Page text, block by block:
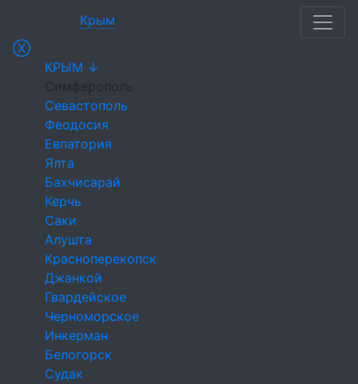
Крым
Ⓧ
КРЫМ ↓
Симферополь
Севастополь
Феодосия
Евпатория
Ялта
Бахчисарай
Керчь
Саки
Алушта
Красноперекопск
Джанкой
Гвардейское
Черноморское
Инкерман
Белогорск
Судак